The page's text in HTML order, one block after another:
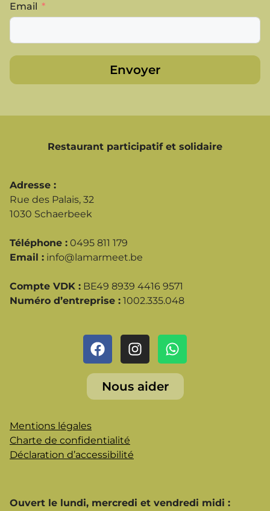
Email
Envoyer
Restaurant participatif et solidaire
Adresse :
Rue des Palais, 32
1030 Schaerbeek
Téléphone : 0495 811 179
Email : info@lamarmeet.be
Compte VDK : BE49 8939 4416 9571
Numéro d’entreprise : 1002.335.048
Nous aider
Mentions légales
Charte de confidentialité
Déclaration d’accessibilité
Ouvert le lundi, mercredi et vendredi midi :